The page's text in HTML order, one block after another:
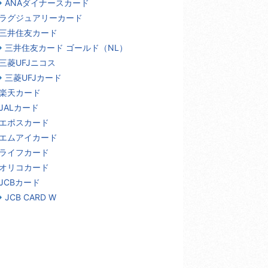
ANAダイナースカード
グジュアリーカード
井住友カード
三井住友カード ゴールド（NL）
菱UFJニコス
三菱UFJカード
天カード
カード
ポスカード
ムアイカード
イフカード
リコカード
カード
JCB CARD W